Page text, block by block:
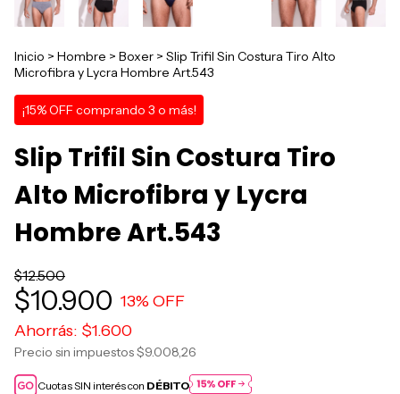
Inicio > Hombre > Boxer > Slip Trifil Sin Costura Tiro Alto
Microfibra y Lycra Hombre Art.543
¡15% OFF comprando 3 o más!
Slip Trifil Sin Costura Tiro
Alto Microfibra y Lycra
Hombre Art.543
$12.500
$10.900 13% OFF
Ahorrás: $1.600
Precio sin impuestos$9.008,26
Cuotas SIN interés con DÉBITO